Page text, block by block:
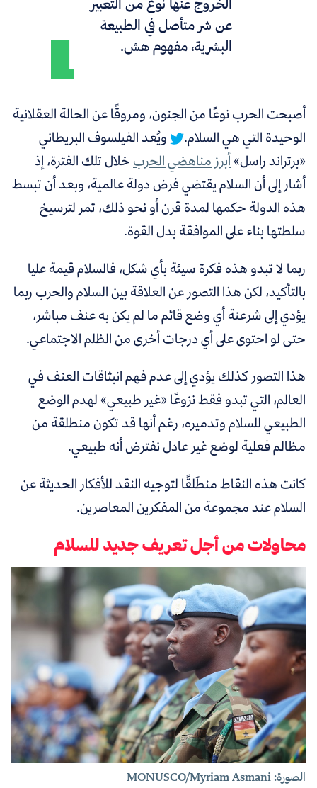
عن شر متأصل في الطبيعة
البشرية، مفهوم هش.
أصبحت الحرب نوعًا من الجنون، ومروقًا عن الحالة العقلانية
الوحيدة التي هي السلام.
ويُعد الفيلسوف البريطاني
«برتراند راسل»أبرز مناهضي الحربخلال تلك الفترة، إذ
أشار إلى أن السلام يقتضي فرض دولة عالمية، وبعد أن تبسط
هذه الدولة حكمها لمدة قرن أو نحو ذلك، تمر لترسيخ
سلطتها بناء على الموافقة بدل القوة.
ربما لا تبدو هذه فكرة سيئة بأي شكل، فالسلام قيمة عليا
بالتأكيد، لكن هذا التصور عن العلاقة بين السلام والحرب ربما
يؤدي إلى شرعنة أي وضع قائم ما لم يكن به عنف مباشر،
حتى لو احتوى على أي درجات أخرى من الظلم الاجتماعي.
هذا التصور كذلك يؤدي إلى عدم فهم انبثاقات العنف في
العالم، التي تبدو فقط نزوعًا «غير طبيعي» لهدم الوضع
الطبيعي للسلام وتدميره، رغم أنها قد تكون منطلقة من
مظالم فعلية لوضع غير عادل نفترض أنه طبيعي.
كانت هذه النقاط منطَلقًا لتوجيه النقد للأفكار الحديثة عن
السلام عند مجموعة من المفكرين المعاصرين.
محاولات من أجل تعريف جديد للسلام
الصورة:MONUSCO/Myriam Asmani